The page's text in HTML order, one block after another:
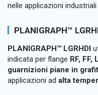
nelle applicazioni
PLANIGRAPH™
PLANIGRAPH™ LGRHDI
indicata per flange RF, FF,
guarnizioni piane in
applicazioni ad alta